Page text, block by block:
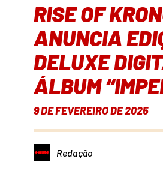
RISE OF
ANUNCIA
DELUXE
ÁLBUM
9 DE FEVEREIRO DE 2025
Redação